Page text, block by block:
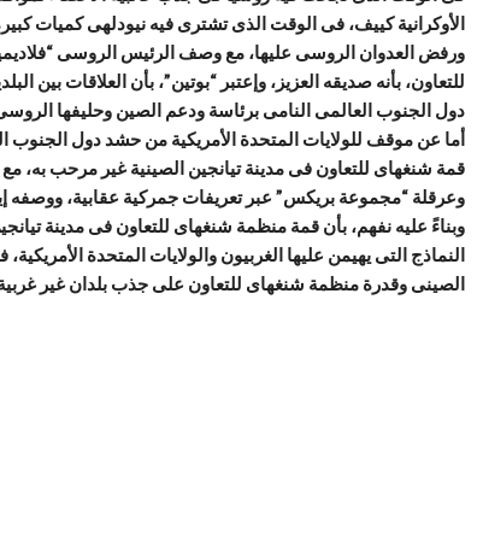
الأوكرانية كييف، فى الوقت الذى تشترى فيه نيودلهى كميات
ورفض العدوان الروسى عليها، مع وصف الرئيس الروسى
للتعاون، بأنه صديقه العزيز، وإعتبر “بوتين”، بأن العلاقات
دول الجنوب العالمى النامى برئاسة ودعم الصين وحليفها
أما عن موقف للولايات المتحدة الأمريكية من حشد دول الجنوب
قمة شنغهاى للتعاون فى مدينة تيانجين الصينية غير مرحب به،
وعرقلة “مجموعة بريكس” عبر تعريفات جمركية عقابية، ووصفه
النماذج التى يهيمن عليها الغربيون والولايات المتحدة
الصينى وقدرة منظمة شنغهاى للتعاون على جذب بلدان غير